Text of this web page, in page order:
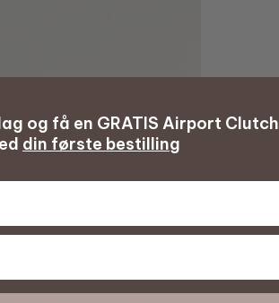
og få en GRATIS Airport Clutch
din første bestilling